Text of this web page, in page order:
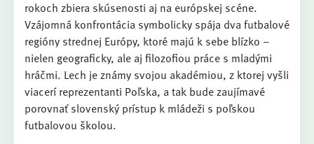
rokoch zbiera skúsenosti aj na európskej scéne.
Vzájomná konfrontácia symbolicky spája dva futbalové
regióny strednej Európy, ktoré majú k sebe blízko –
nielen geograficky, ale aj filozofiou práce s mladými
hráčmi. Lech je známy svojou akadémiou, z ktorej vyšli
viacerí reprezentanti Poľska, a tak bude zaujímavé
porovnať slovenský prístup k mládeži s poľskou
futbalovou školou.